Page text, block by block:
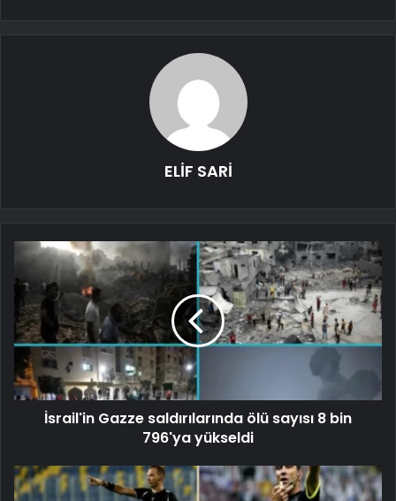
ELİF SARİ
İsrail'in Gazze saldırılarında ölü sayısı 8 bin
796'ya yükseldi